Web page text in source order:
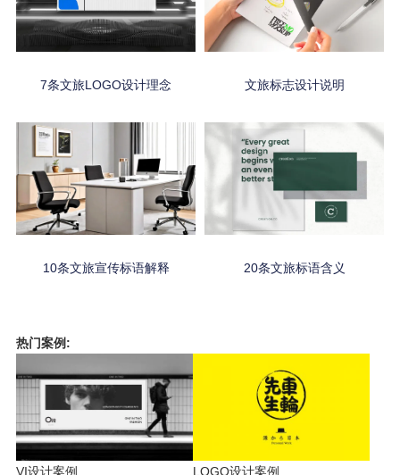
7条文旅LOGO设计理念 文旅标志设计说明
10条文旅宣传标语解释 20条文旅标语含义
热门案例:
VI设计案例 LOGO设计案例